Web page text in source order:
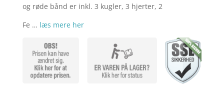
og røde bånd er inkl. 3 kugler, 3 hjerter, 2
Fe … læs mere her